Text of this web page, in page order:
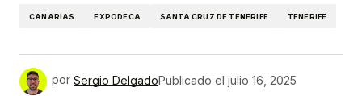
CANARIAS EXPODECA SANTA CRUZ DE TENERIFE TENERIFE
por Sergio DelgadoPublicado el julio 16, 2025